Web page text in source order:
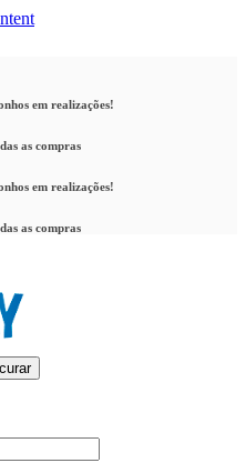
em realizações!
as compras
em realizações!
as compras